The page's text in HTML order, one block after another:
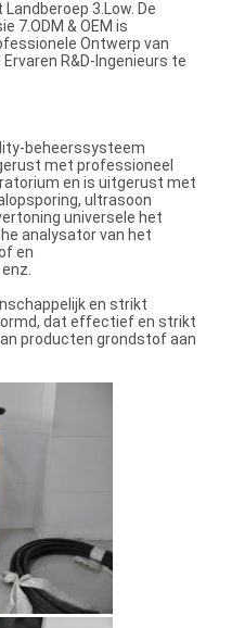
3.Low. De
7.ODM & OEM is
Ontwerp van
R&D-Ingenieurs te
beheerssysteem
met professioneel
en is uitgerust met
ultrasoon
universele het
analysator van het
en
en strikt
dat effectief en strikt
producten grondstof aan